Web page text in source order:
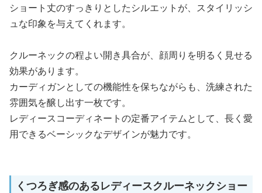
ショート丈のすっきりとしたシルエットが、スタイリッシ
ュな印象を与えてくれます。
クルーネックの程よい開き具合が、顔周りを明るく見せる
効果があります。
カーディガンとしての機能性を保ちながらも、洗練された
雰囲気を醸し出す一枚です。
レディースコーディネートの定番アイテムとして、長く愛
用できるベーシックなデザインが魅力です。
くつろぎ感のあるレディースクルーネックショー